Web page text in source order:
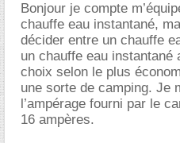
Bonjour je compte
chauffe eau instantané,
décider entre un chauffe
un chauffe eau instantané
choix selon le plus
une sorte de camping. Je
l’ampérage fourni par le
16 ampères.